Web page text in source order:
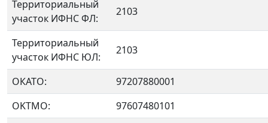
Территориальный
участок ИФНС ФЛ:
2103
Территориальный
участок ИФНС ЮЛ:
2103
ОКАТО:
97207880001
OKTMO:
97607480101